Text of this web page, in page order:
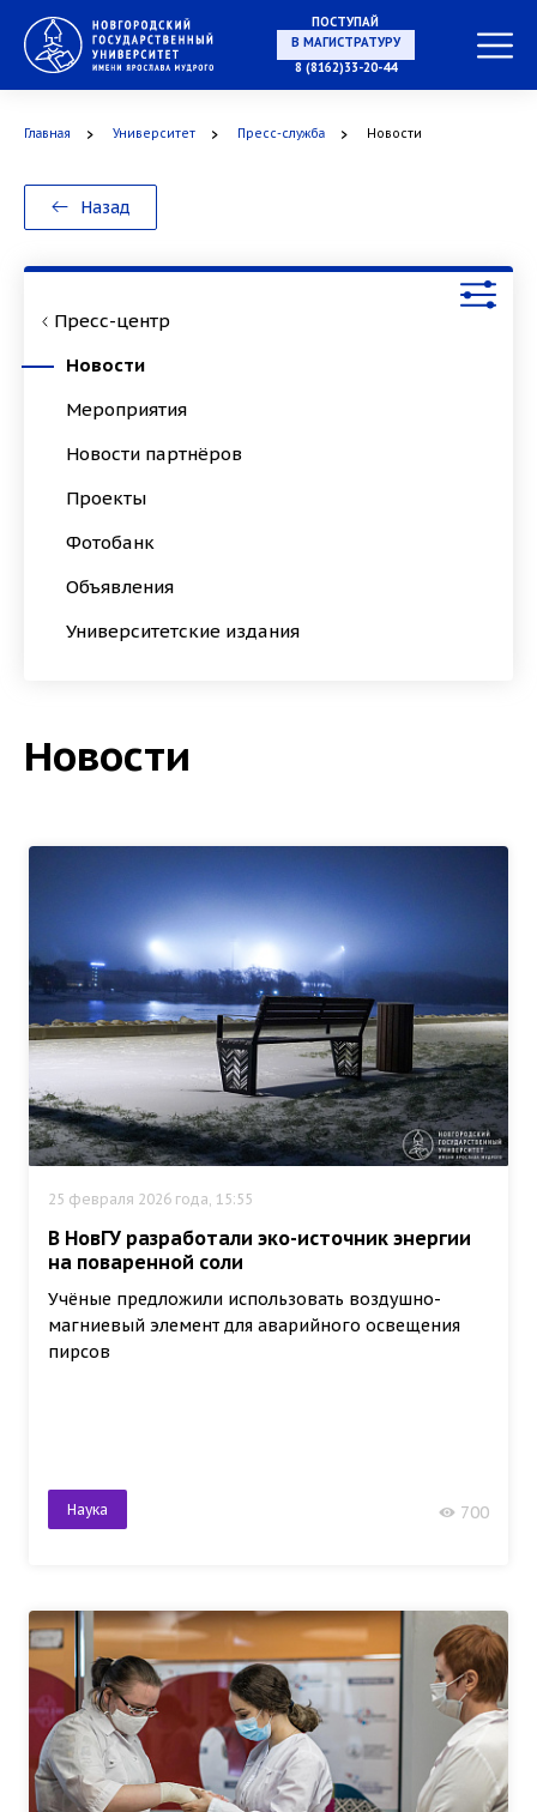
ПОСТУПАЙ
НА СПЕЦИАЛИТЕТ
8 (8162)33-20-44
Главная Университет Пресс-служба Новости
Назад
Пресс-центр
Новости
Мероприятия
Новости партнёров
Проекты
Фотобанк
Объявления
Университетские издания
Новости
25 февраля 2026 года, 15:55
В НовГУ разработали эко-источник энергии
на поваренной соли
Учёные предложили использовать воздушно-
магниевый элемент для аварийного освещения
пирсов
Наука 700